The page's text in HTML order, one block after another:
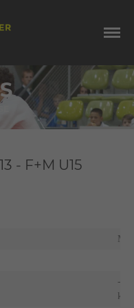
- F+M U15
-34
kg